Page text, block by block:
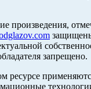
произведения,
запрещено.
ресурсе